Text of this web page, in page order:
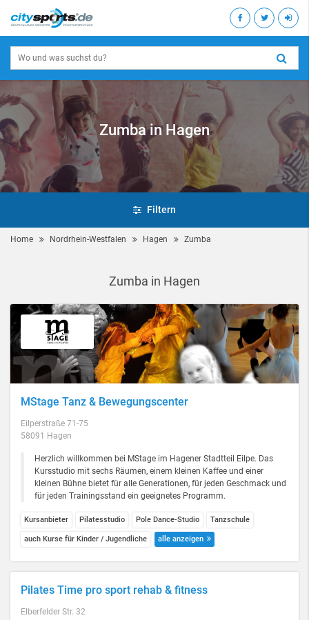
Zumba in Hagen
Filtern
Home Nordrhein-Westfalen Hagen Zumba
Zumba in Hagen
MStage Tanz & Bewegungscenter
Eilperstraße 71-75
58091 Hagen
Herzlich willkommen bei MStage im Hagener Stadtteil Eilpe. Das
Kursstudio mit sechs Räumen, einem kleinen Kaffee und einer
kleinen Bühne bietet für alle Generationen, für jeden Geschmack und
für jeden Trainingsstand ein geeignetes Programm.
Kursanbieter Pilatesstudio Pole Dance-Studio Tanzschule
auch Kurse für Kinder / Jugendliche alle anzeigen
Pilates Time pro sport rehab & fitness
Elberfelder Str. 32